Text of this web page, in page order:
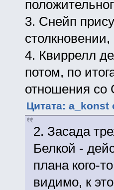
3. Снейп
4. Квиррелл
потом, по
отношения со
Цитата: a_konst
2. Засада
Белкой -
плана кого-
видимо, к